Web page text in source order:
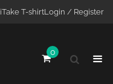
iTake T-shirtLogin / Register
0